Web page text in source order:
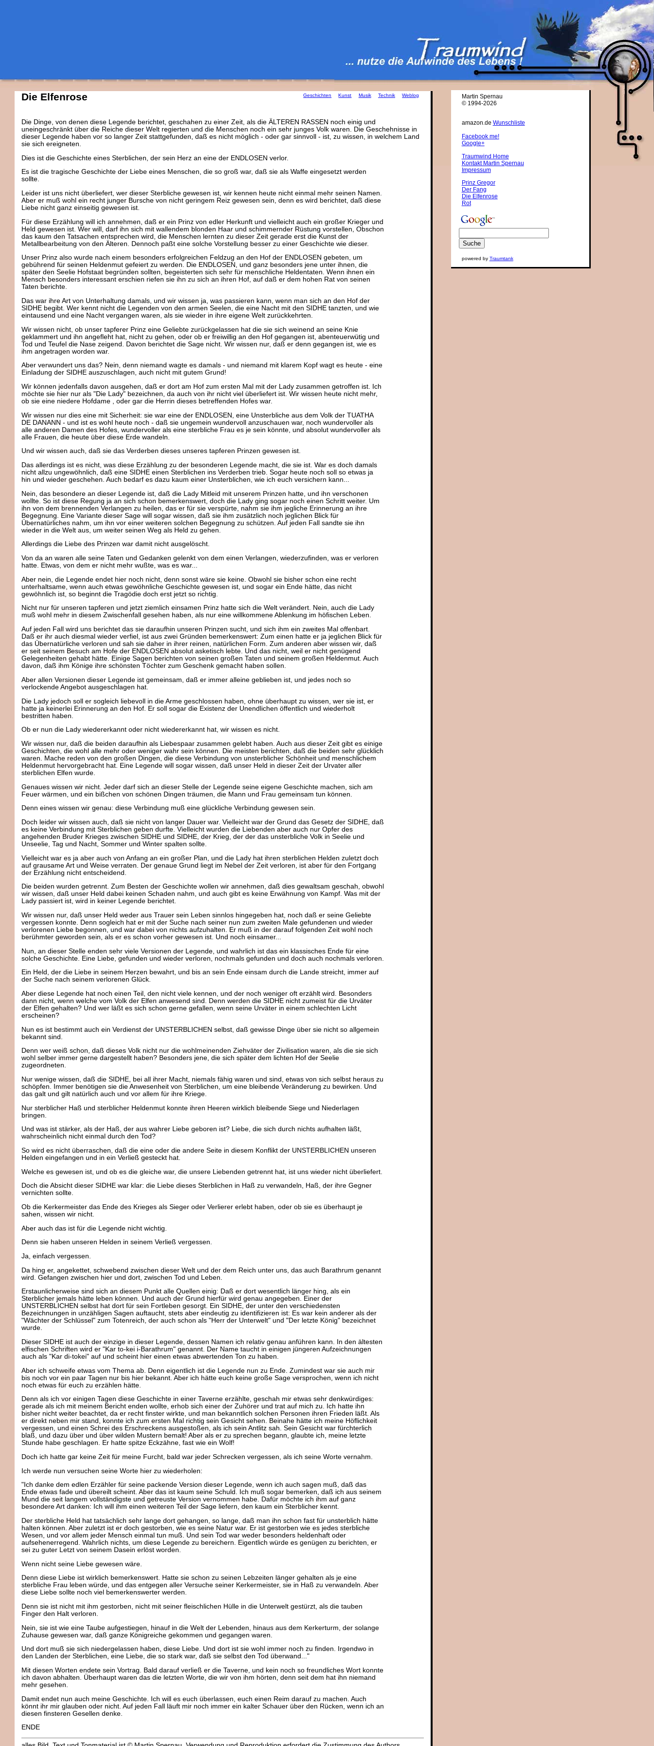
Geschichten Kunst Musik Technik Weblog
Die Elfenrose
Die Dinge, von denen diese Legende berichtet, geschahen zu einer Zeit, als die ÄLTEREN RASSEN noch einig und
uneingeschränkt über die Reiche dieser Welt regierten und die Menschen noch ein sehr junges Volk waren. Die Geschehnisse in
dieser Legende haben vor so langer Zeit stattgefunden, daß es nicht möglich - oder gar sinnvoll - ist, zu wissen, in welchem Land
sie sich ereigneten.
Dies ist die Geschichte eines Sterblichen, der sein Herz an eine der ENDLOSEN verlor.
Es ist die tragische Geschichte der Liebe eines Menschen, die so groß war, daß sie als Waffe eingesetzt werden
sollte.
Leider ist uns nicht überliefert, wer dieser Sterbliche gewesen ist, wir kennen heute nicht einmal mehr seinen Namen.
Aber er muß wohl ein recht junger Bursche von nicht geringem Reiz gewesen sein, denn es wird berichtet, daß diese
Liebe nicht ganz einseitig gewesen ist.
Für diese Erzählung will ich annehmen, daß er ein Prinz von edler Herkunft und vielleicht auch ein großer Krieger und
Held gewesen ist. Wer will, darf ihn sich mit wallendem blonden Haar und schimmernder Rüstung vorstellen, Obschon
das kaum den Tatsachen entsprechen wird, die Menschen lernten zu dieser Zeit gerade erst die Kunst der
Metallbearbeitung von den Älteren. Dennoch paßt eine solche Vorstellung besser zu einer Geschichte wie dieser.
Unser Prinz also wurde nach einem besonders erfolgreichen Feldzug an den Hof der ENDLOSEN gebeten, um
gebührend für seinen Heldenmut gefeiert zu werden. Die ENDLOSEN, und ganz besonders jene unter ihnen, die
später den Seelie Hofstaat begründen sollten, begeisterten sich sehr für menschliche Heldentaten. Wenn ihnen ein
Mensch besonders interessant erschien riefen sie ihn zu sich an ihren Hof, auf daß er dem hohen Rat von seinen
Taten berichte.
Das war ihre Art von Unterhaltung damals, und wir wissen ja, was passieren kann, wenn man sich an den Hof der
SIDHE begibt. Wer kennt nicht die Legenden von den armen Seelen, die eine Nacht mit den SIDHE tanzten, und wie
eintausend und eine Nacht vergangen waren, als sie wieder in ihre eigene Welt zurückkehrten.
Wir wissen nicht, ob unser tapferer Prinz eine Geliebte zurückgelassen hat die sie sich weinend an seine Knie
geklammert und ihn angefleht hat, nicht zu gehen, oder ob er freiwillig an den Hof gegangen ist, abenteuerwütig und
Tod und Teufel die Nase zeigend. Davon berichtet die Sage nicht. Wir wissen nur, daß er denn gegangen ist, wie es
ihm angetragen worden war.
Aber verwundert uns das? Nein, denn niemand wagte es damals - und niemand mit klarem Kopf wagt es heute - eine
Einladung der SIDHE auszuschlagen, auch nicht mit gutem Grund!
Wir können jedenfalls davon ausgehen, daß er dort am Hof zum ersten Mal mit der Lady zusammen getroffen ist. Ich
möchte sie hier nur als "Die Lady" bezeichnen, da auch von ihr nicht viel überliefert ist. Wir wissen heute nicht mehr,
ob sie eine niedere Hofdame , oder gar die Herrin dieses betreffenden Hofes war.
Wir wissen nur dies eine mit Sicherheit: sie war eine der ENDLOSEN, eine Unsterbliche aus dem Volk der TUATHA
DE DANANN - und ist es wohl heute noch - daß sie ungemein wundervoll anzuschauen war, noch wundervoller als
alle anderen Damen des Hofes, wundervoller als eine sterbliche Frau es je sein könnte, und absolut wundervoller als
alle Frauen, die heute über diese Erde wandeln.
Und wir wissen auch, daß sie das Verderben dieses unseres tapferen Prinzen gewesen ist.
Das allerdings ist es nicht, was diese Erzählung zu der besonderen Legende macht, die sie ist. War es doch damals
nicht allzu ungewöhnlich, daß eine SIDHE einen Sterblichen ins Verderben trieb. Sogar heute noch soll so etwas ja
hin und wieder geschehen. Auch bedarf es dazu kaum einer Unsterblichen, wie ich euch versichern kann...
Nein, das besondere an dieser Legende ist, daß die Lady Mitleid mit unserem Prinzen hatte, und ihn verschonen
wollte. So ist diese Regung ja an sich schon bemerkenswert, doch die Lady ging sogar noch einen Schritt weiter. Um
ihn von dem brennenden Verlangen zu heilen, das er für sie verspürte, nahm sie ihm jegliche Erinnerung an ihre
Begegnung. Eine Variante dieser Sage will sogar wissen, daß sie ihm zusätzlich noch jeglichen Blick für
Übernatürliches nahm, um ihn vor einer weiteren solchen Begegnung zu schützen. Auf jeden Fall sandte sie ihn
wieder in die Welt aus, um weiter seinen Weg als Held zu gehen.
Allerdings die Liebe des Prinzen war damit nicht ausgelöscht.
Von da an waren alle seine Taten und Gedanken gelenkt von dem einen Verlangen, wiederzufinden, was er verloren
hatte. Etwas, von dem er nicht mehr wußte, was es war...
Aber nein, die Legende endet hier noch nicht, denn sonst wäre sie keine. Obwohl sie bisher schon eine recht
unterhaltsame, wenn auch etwas gewöhnliche Geschichte gewesen ist, und sogar ein Ende hätte, das nicht
gewöhnlich ist, so beginnt die Tragödie doch erst jetzt so richtig.
Nicht nur für unseren tapferen und jetzt ziemlich einsamen Prinz hatte sich die Welt verändert. Nein, auch die Lady
muß wohl mehr in diesem Zwischenfall gesehen haben, als nur eine willkommene Ablenkung im höfischen Leben.
Auf jeden Fall wird uns berichtet das sie daraufhin unseren Prinzen sucht, und sich ihm ein zweites Mal offenbart.
Daß er ihr auch diesmal wieder verfiel, ist aus zwei Gründen bemerkenswert: Zum einen hatte er ja jeglichen Blick für
das Übernatürliche verloren und sah sie daher in ihrer reinen, natürlichen Form. Zum anderen aber wissen wir, daß
er seit seinem Besuch am Hofe der ENDLOSEN absolut asketisch lebte. Und das nicht, weil er nicht genügend
Gelegenheiten gehabt hätte. Einige Sagen berichten von seinen großen Taten und seinem großen Heldenmut. Auch
davon, daß ihm Könige ihre schönsten Töchter zum Geschenk gemacht haben sollen.
Aber allen Versionen dieser Legende ist gemeinsam, daß er immer alleine geblieben ist, und jedes noch so
verlockende Angebot ausgeschlagen hat.
Die Lady jedoch soll er sogleich liebevoll in die Arme geschlossen haben, ohne überhaupt zu wissen, wer sie ist, er
hatte ja keinerlei Erinnerung an den Hof. Er soll sogar die Existenz der Unendlichen öffentlich und wiederholt
bestritten haben.
Ob er nun die Lady wiedererkannt oder nicht wiedererkannt hat, wir wissen es nicht.
Wir wissen nur, daß die beiden daraufhin als Liebespaar zusammen gelebt haben. Auch aus dieser Zeit gibt es einige
Geschichten, die wohl alle mehr oder weniger wahr sein können. Die meisten berichten, daß die beiden sehr glücklich
waren. Mache reden von den großen Dingen, die diese Verbindung von unsterblicher Schönheit und menschlichem
Heldenmut hervorgebracht hat. Eine Legende will sogar wissen, daß unser Held in dieser Zeit der Urvater aller
sterblichen Elfen wurde.
Genaues wissen wir nicht. Jeder darf sich an dieser Stelle der Legende seine eigene Geschichte machen, sich am
Feuer wärmen, und ein bißchen von schönen Dingen träumen, die Mann und Frau gemeinsam tun können.
Denn eines wissen wir genau: diese Verbindung muß eine glückliche Verbindung gewesen sein.
Doch leider wir wissen auch, daß sie nicht von langer Dauer war. Vielleicht war der Grund das Gesetz der SIDHE, daß
es keine Verbindung mit Sterblichen geben durfte. Vielleicht wurden die Liebenden aber auch nur Opfer des
angehenden Bruder Krieges zwischen SIDHE und SIDHE, der Krieg, der der das unsterbliche Volk in Seelie und
Unseelie, Tag und Nacht, Sommer und Winter spalten sollte.
Vielleicht war es ja aber auch von Anfang an ein großer Plan, und die Lady hat ihren sterblichen Helden zuletzt doch
auf grausame Art und Weise verraten. Der genaue Grund liegt im Nebel der Zeit verloren, ist aber für den Fortgang
der Erzählung nicht entscheidend.
Die beiden wurden getrennt. Zum Besten der Geschichte wollen wir annehmen, daß dies gewaltsam geschah, obwohl
wir wissen, daß unser Held dabei keinen Schaden nahm, und auch gibt es keine Erwähnung von Kampf. Was mit der
Lady passiert ist, wird in keiner Legende berichtet.
Wir wissen nur, daß unser Held weder aus Trauer sein Leben sinnlos hingegeben hat, noch daß er seine Geliebte
vergessen konnte. Denn sogleich hat er mit der Suche nach seiner nun zum zweiten Male gefundenen und wieder
verlorenen Liebe begonnen, und war dabei von nichts aufzuhalten. Er muß in der darauf folgenden Zeit wohl noch
berühmter geworden sein, als er es schon vorher gewesen ist. Und noch einsamer...
Nun, an dieser Stelle enden sehr viele Versionen der Legende, und wahrlich ist das ein klassisches Ende für eine
solche Geschichte. Eine Liebe, gefunden und wieder verloren, nochmals gefunden und doch auch nochmals verloren.
Ein Held, der die Liebe in seinem Herzen bewahrt, und bis an sein Ende einsam durch die Lande streicht, immer auf
der Suche nach seinem verlorenen Glück.
Aber diese Legende hat noch einen Teil, den nicht viele kennen, und der noch weniger oft erzählt wird. Besonders
dann nicht, wenn welche vom Volk der Elfen anwesend sind. Denn werden die SIDHE nicht zumeist für die Urväter
der Elfen gehalten? Und wer läßt es sich schon gerne gefallen, wenn seine Urväter in einem schlechten Licht
erscheinen?
Nun es ist bestimmt auch ein Verdienst der UNSTERBLICHEN selbst, daß gewisse Dinge über sie nicht so allgemein
bekannt sind.
Denn wer weiß schon, daß dieses Volk nicht nur die wohlmeinenden Ziehväter der Zivilisation waren, als die sie sich
wohl selber immer gerne dargestellt haben? Besonders jene, die sich später dem lichten Hof der Seelie
zugeordneten.
Nur wenige wissen, daß die SIDHE, bei all ihrer Macht, niemals fähig waren und sind, etwas von sich selbst heraus zu
schöpfen. Immer benötigen sie die Anwesenheit von Sterblichen, um eine bleibende Veränderung zu bewirken. Und
das galt und gilt natürlich auch und vor allem für ihre Kriege.
Nur sterblicher Haß und sterblicher Heldenmut konnte ihren Heeren wirklich bleibende Siege und Niederlagen
bringen.
Und was ist stärker, als der Haß, der aus wahrer Liebe geboren ist? Liebe, die sich durch nichts aufhalten läßt,
wahrscheinlich nicht einmal durch den Tod?
So wird es nicht überraschen, daß die eine oder die andere Seite in diesem Konflikt der UNSTERBLICHEN unseren
Helden eingefangen und in ein Verließ gesteckt hat.
Welche es gewesen ist, und ob es die gleiche war, die unsere Liebenden getrennt hat, ist uns wieder nicht überliefert.
Doch die Absicht dieser SIDHE war klar: die Liebe dieses Sterblichen in Haß zu verwandeln, Haß, der ihre Gegner
vernichten sollte.
Ob die Kerkermeister das Ende des Krieges als Sieger oder Verlierer erlebt haben, oder ob sie es überhaupt je
sahen, wissen wir nicht.
Aber auch das ist für die Legende nicht wichtig.
Denn sie haben unseren Helden in seinem Verließ vergessen.
Ja, einfach vergessen.
Da hing er, angekettet, schwebend zwischen dieser Welt und der dem Reich unter uns, das auch Barathrum genannt
wird. Gefangen zwischen hier und dort, zwischen Tod und Leben.
Erstaunlicherweise sind sich an diesem Punkt alle Quellen einig: Daß er dort wesentlich länger hing, als ein
Sterblicher jemals hätte leben können. Und auch der Grund hierfür wird genau angegeben. Einer der
UNSTERBLICHEN selbst hat dort für sein Fortleben gesorgt. Ein SIDHE, der unter den verschiedensten
Bezeichnungen in unzähligen Sagen auftaucht, stets aber eindeutig zu identifizieren ist: Es war kein anderer als der
"Wächter der Schlüssel" zum Totenreich, der auch schon als "Herr der Unterwelt" und "Der letzte König" bezeichnet
wurde.
Dieser SIDHE ist auch der einzige in dieser Legende, dessen Namen ich relativ genau anführen kann. In den ältesten
elfischen Schriften wird er "Kar to-kei i-Barathrum" genannt. Der Name taucht in einigen jüngeren Aufzeichnungen
auch als "Kar di-tokei" auf und scheint hier einen etwas abwertenden Ton zu haben.
Aber ich schweife etwas vom Thema ab. Denn eigentlich ist die Legende nun zu Ende. Zumindest war sie auch mir
bis noch vor ein paar Tagen nur bis hier bekannt. Aber ich hätte euch keine große Sage versprochen, wenn ich nicht
noch etwas für euch zu erzählen hätte.
Denn als ich vor einigen Tagen diese Geschichte in einer Taverne erzählte, geschah mir etwas sehr denkwürdiges:
gerade als ich mit meinem Bericht enden wollte, erhob sich einer der Zuhörer und trat auf mich zu. Ich hatte ihn
bisher nicht weiter beachtet, da er recht finster wirkte, und man bekanntlich solchen Personen ihren Frieden läßt. Als
er direkt neben mir stand, konnte ich zum ersten Mal richtig sein Gesicht sehen. Beinahe hätte ich meine Höflichkeit
vergessen, und einen Schrei des Erschreckens ausgestoßen, als ich sein Antlitz sah. Sein Gesicht war fürchterlich
blaß, und dazu über und über wilden Mustern bemalt! Aber als er zu sprechen begann, glaubte ich, meine letzte
Stunde habe geschlagen. Er hatte spitze Eckzähne, fast wie ein Wolf!
Doch ich hatte gar keine Zeit für meine Furcht, bald war jeder Schrecken vergessen, als ich seine Worte vernahm.
Ich werde nun versuchen seine Worte hier zu wiederholen:
"Ich danke dem edlen Erzähler für seine packende Version dieser Legende, wenn ich auch sagen muß, daß das
Ende etwas fade und übereilt scheint. Aber das ist kaum seine Schuld. Ich muß sogar bemerken, daß ich aus seinem
Mund die seit langem vollständigste und getreuste Version vernommen habe. Dafür möchte ich ihm auf ganz
besondere Art danken: Ich will ihm einen weiteren Teil der Sage liefern, den kaum ein Sterblicher kennt.
Der sterbliche Held hat tatsächlich sehr lange dort gehangen, so lange, daß man ihn schon fast für unsterblich hätte
halten können. Aber zuletzt ist er doch gestorben, wie es seine Natur war. Er ist gestorben wie es jedes sterbliche
Wesen, und vor allem jeder Mensch einmal tun muß. Und sein Tod war weder besonders heldenhaft oder
aufsehenerregend. Wahrlich nichts, um diese Legende zu bereichern. Eigentlich würde es genügen zu berichten, er
sei zu guter Letzt von seinem Dasein erlöst worden.
Wenn nicht seine Liebe gewesen wäre.
Denn diese Liebe ist wirklich bemerkenswert. Hatte sie schon zu seinen Lebzeiten länger gehalten als je eine
sterbliche Frau leben würde, und das entgegen aller Versuche seiner Kerkermeister, sie in Haß zu verwandeln. Aber
diese Liebe sollte noch viel bemerkenswerter werden.
Denn sie ist nicht mit ihm gestorben, nicht mit seiner fleischlichen Hülle in die Unterwelt gestürzt, als die tauben
Finger den Halt verloren.
Nein, sie ist wie eine Taube aufgestiegen, hinauf in die Welt der Lebenden, hinaus aus dem Kerkerturm, der solange
Zuhause gewesen war, daß ganze Königreiche gekommen und gegangen waren.
Und dort muß sie sich niedergelassen haben, diese Liebe. Und dort ist sie wohl immer noch zu finden. Irgendwo in
den Landen der Sterblichen, eine Liebe, die so stark war, daß sie selbst den Tod überwand..."
Mit diesen Worten endete sein Vortrag. Bald darauf verließ er die Taverne, und kein noch so freundliches Wort konnte
ich davon abhalten. Überhaupt waren das die letzten Worte, die wir von ihm hörten, denn seit dem hat ihn niemand
mehr gesehen.
Damit endet nun auch meine Geschichte. Ich will es euch überlassen, euch einen Reim darauf zu machen. Auch
könnt ihr mir glauben oder nicht. Auf jeden Fall läuft mir noch immer ein kalter Schauer über den Rücken, wenn ich an
diesen finsteren Gesellen denke.
ENDE
Martin Spernau
© 1994-2026
amazon.de Wunschliste
Facebook me!
Google+
Traumwind Home
Kontakt Martin Spernau
Impressum
Prinz Gregor
Der Fang
Die Elfenrose
Rot
powered by Traumtank